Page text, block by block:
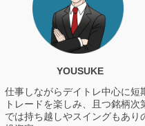
YOUSUKE
仕事しながらデイトレ中心に短
トレードを楽しみ、且つ銘柄次
では持ち越しやスイングもあり